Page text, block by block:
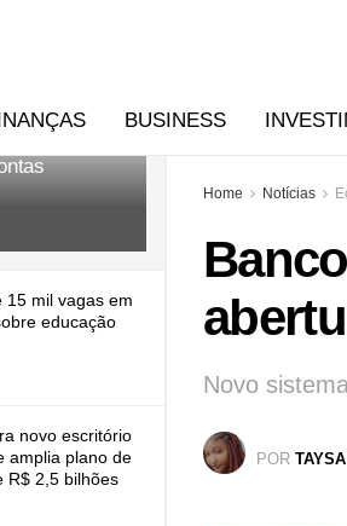
para
15 mil vagas em
educação
novo escritório
amplia plano de
R$ 2,5 bilhões
BUSINESS
Home Notícias
Novo
POR